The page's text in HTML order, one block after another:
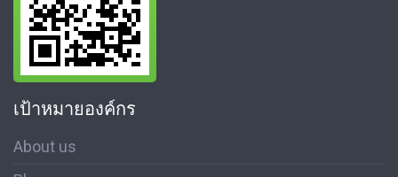
เป้าหมายองค์กร
About us